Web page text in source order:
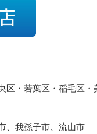
区・若葉区・稲毛区・
、我孫子市、流山市